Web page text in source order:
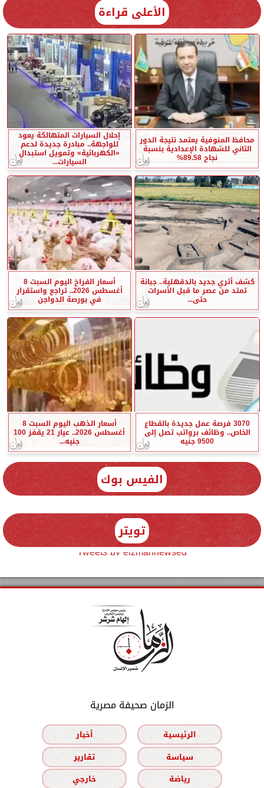
الأعلى قراءة
محافظ المنوفية يعتمد نتيجة الدور
الثاني للشهادة الإعدادية بنسبة
نجاح 89.58%
إحلال السيارات المتهالكة يعود
للواجهة.. مبادرة جديدة لدعم
«الكهربائية» وتمويل استبدال
السيارات...
كشف أثري جديد بالدقهلية.. جبانة
تمتد من عصر ما قبل الأسرات
حتى...
أسعار الفراخ اليوم السبت 8
أغسطس 2026.. تراجع واستقرار
في بورصة الدواجن
3070 فرصة عمل جديدة بالقطاع
الخاص.. وظائف برواتب تصل إلى
9500 جنيه
أسعار الذهب اليوم السبت 8
أغسطس 2026.. عيار 21 يقفز 100
جنيه...
الفيس بوك
تويتر
Tweets by elzmannewseg
الزمان صحيفة مصرية
الرئيسية
أخبار
سياسة
تقارير
رياضة
خارجي